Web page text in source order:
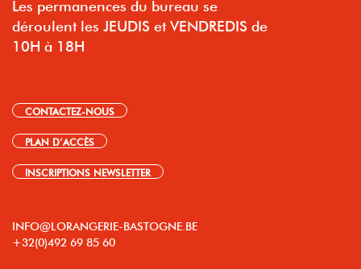
Les permanences du bureau se
déroulent les JEUDIS et VENDREDIS de
10H à 18H
CONTACTEZ-NOUS
PLAN D’ACCÈS
INSCRIPTIONS NEWSLETTER
INFO@LORANGERIE-BASTOGNE.BE
+32(0)492 69 85 60